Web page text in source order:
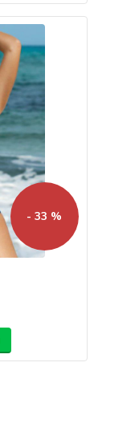
- 33 %